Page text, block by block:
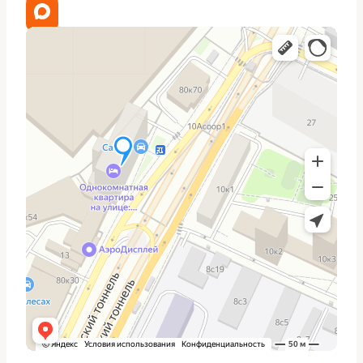
Головка блока цилиндров проверяется на трещины,
проворачиваемость седел клапанов и герметичность
камер сгорания. Если клапаны изношены, их шлифуют
или заменяют, при необходимости выполняют
фрезеровку седел. Правильная сборка ГБЦ и момент
затяжки болтов по фазам — залог минимизации
будущих проблем.
Система фаз газораспределения и натяжители ремня
или цепи требуют внимания: изношенные
направляющие или натяжители заменяются, чтобы
избежать повторного вмешательства спустя короткое
время.
Особенности Zeekr 001,
которые важно учитывать
Zeekr 001 построен с учётом современных решений в
области топливной аппаратуры и электроники. Нас